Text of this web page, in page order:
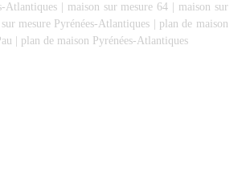
Atlantiques
maison sur mesure 64
maison sur
mesure Pyrénées-Atlantiques
plan de maison
plan de maison Pyrénées-Atlantiques